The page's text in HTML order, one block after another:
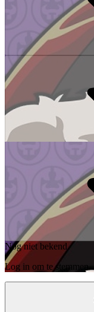
Nog niet bekend
Log in om te stemmen.